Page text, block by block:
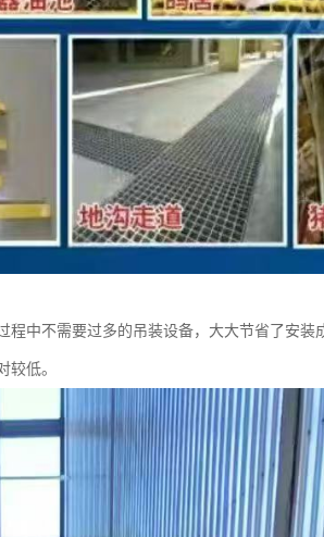
中不需要过多的吊装设备，大大节省了安装
较低。